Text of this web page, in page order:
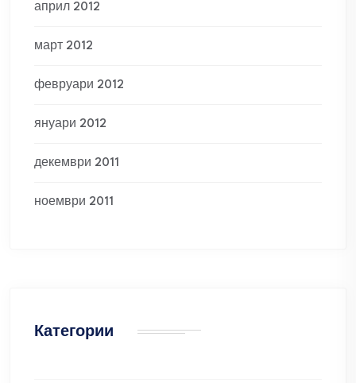
април 2012
март 2012
февруари 2012
януари 2012
декември 2011
ноември 2011
Категории